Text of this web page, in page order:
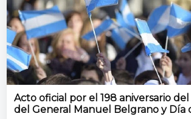
Acto oficial por el 198 aniversario
del General Manuel Belgrano y Día